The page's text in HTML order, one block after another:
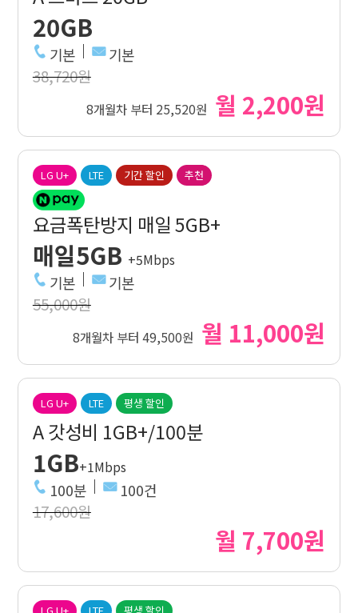
20GB
기본 기본
38,720원
8개월차 부터 25,520원 월 2,200원
LG U+ LTE 기간 할인 추천
요금폭탄방지 매일 5GB+
매일5GB +5Mbps
기본 기본
55,000원
8개월차 부터 49,500원 월 11,000원
LG U+ LTE 평생 할인
A 갓성비 1GB+/100분
1GB+1Mbps
100분 100건
17,600원
월 7,700원